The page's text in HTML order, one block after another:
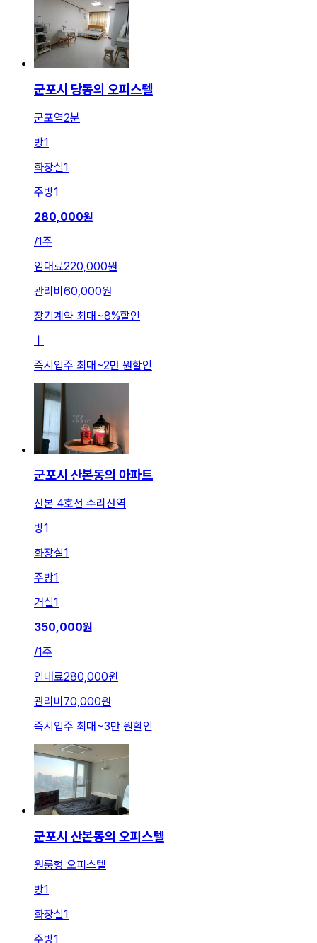
군포시 당동의 오피스텔
군포역2분
방1
화장실1
주방1
280,000원
/1주
임대료220,000원
관리비 60,000원
장기계약 최대~8%할인
ㅣ
즉시입주 최대~2만 원할인
군포시 산본동의 아파트
산본 4호선 수리산역
방1
화장실1
주방1
거실1
350,000원
/1주
임대료280,000원
관리비 70,000원
즉시입주 최대~3만 원할인
군포시 산본동의 오피스텔
원룸형 오피스텔
방1
화장실1
주방1